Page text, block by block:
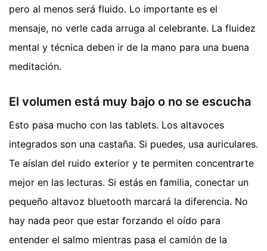
pero al menos será fluido. Lo importante es el
mensaje, no verle cada arruga al celebrante. La fluidez
mental y técnica deben ir de la mano para una buena
meditación.
El volumen está muy bajo o no se escucha
Esto pasa mucho con las tablets. Los altavoces
integrados son una castaña. Si puedes, usa auriculares.
Te aíslan del ruido exterior y te permiten concentrarte
mejor en las lecturas. Si estás en familia, conectar un
pequeño altavoz bluetooth marcará la diferencia. No
hay nada peor que estar forzando el oído para
entender el salmo mientras pasa el camión de la